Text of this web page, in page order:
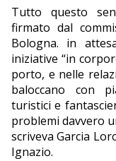
Tutto questo
firmato dal
Bologna. in
iniziative “in
porto, e nelle
baloccano con
turistici e
problemi davvero
scriveva Garcia
Ignazio.